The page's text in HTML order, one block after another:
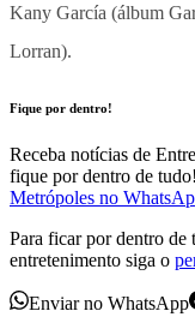
Kany García (álbum
Lorran).
Fique por dentro!
Receba notícias de
fique por dentro de
Metrópoles no
Para ficar por dentro de
entretenimento siga o
Enviar no WhatsApp